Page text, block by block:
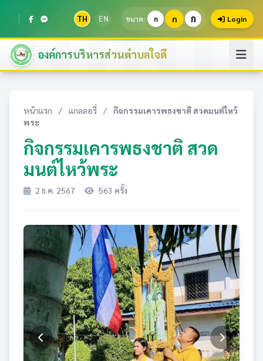
TH EN ขนาด: ก ก ก Login
องค์การบริหารส่วนตำบลใจดี
หน้าแรก / แกลลอรี่ /
กิจกรรมเคารพธงชาติ สวดมนต์ไหว้
พระ
กิจกรรมเคารพธงชาติ สวด
มนต์ไหว้พระ
2 ธ.ค. 2567 563 ครั้ง